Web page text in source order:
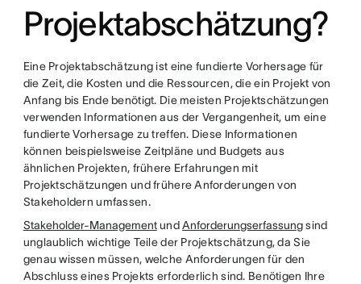
Projektabschätzung?
Eine Projektabschätzung ist eine fundierte Vorhersage für
die Zeit, die Kosten und die Ressourcen, die ein Projekt von
Anfang bis Ende benötigt. Die meisten Projektschätzungen
verwenden Informationen aus der Vergangenheit, um eine
fundierte Vorhersage zu treffen. Diese Informationen
können beispielsweise Zeitpläne und Budgets aus
ähnlichen Projekten, frühere Erfahrungen mit
Projektschätzungen und frühere Anforderungen von
Stakeholdern umfassen.
Stakeholder-ManagementundAnforderungserfassungsind
unglaublich wichtige Teile der Projektschätzung, da Sie
genau wissen müssen, welche Anforderungen für den
Abschluss eines Projekts erforderlich sind. Benötigen Ihre